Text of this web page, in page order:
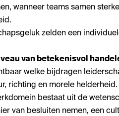
wanneer teams samen
zelden een
van betekenisvol
welke bijdragen
richting en morele helderheid.
bestaat uit de
van besluiten nemen, een